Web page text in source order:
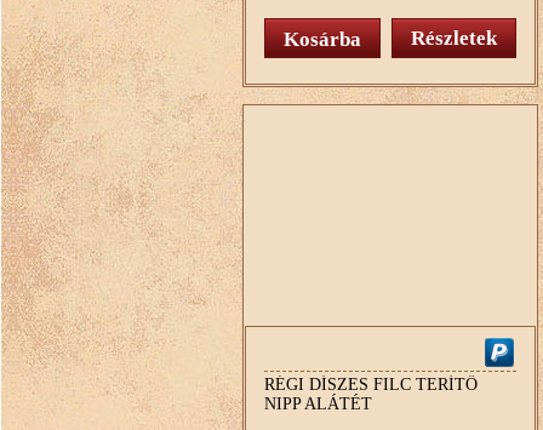
Részletek
RÉGI DÍSZES FILC TERÍTŐ
NIPP ALÁTÉT